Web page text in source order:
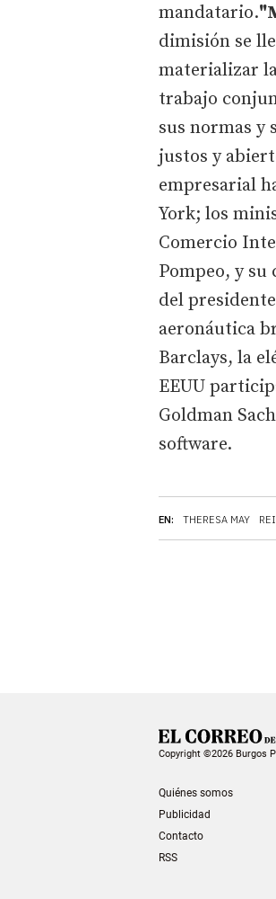
EN: THERESA MAY
mandatario.
dimisión se
materializar
trabajo
sus normas y
justos y
empresarial
York; los
Comercio
Pompeo, y
del
aeronáutica
Barclays, la
EEUU
Goldman
software.
Copyright ©2026 Burgos
Quiénes somos
Publicidad
Contacto
RSS